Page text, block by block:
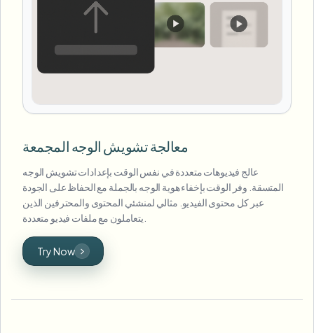
معالجة تشويش الوجه المجمعة
عالج فيديوهات متعددة في نفس الوقت بإعدادات تشويش الوجه
المتسقة. وفر الوقت بإخفاء هوية الوجه بالجملة مع الحفاظ على الجودة
عبر كل محتوى الفيديو. مثالي لمنشئي المحتوى والمحترفين الذين
Try Now